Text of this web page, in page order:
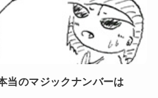
当のマジックナンバーは